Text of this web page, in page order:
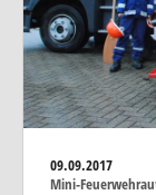
09.09.2017
Mini-